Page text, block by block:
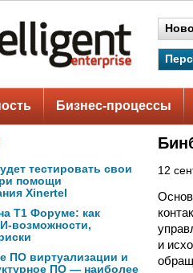
Бизнес-процессы
тестировать свои
помощи
Xinertel
Т1 Форуме: как
возможности,
ПО виртуализации и
ПО — наиболее
12
и